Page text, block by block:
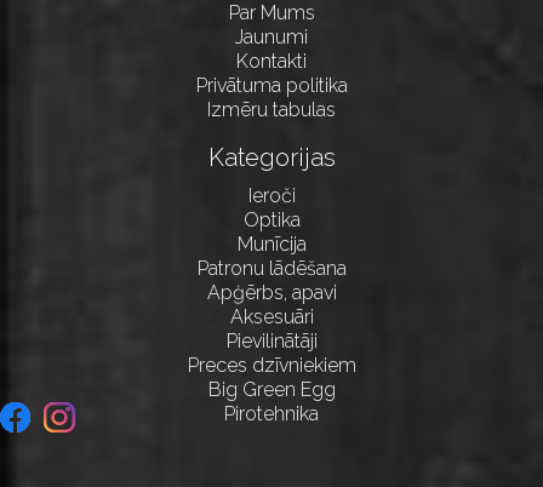
Par Mums
Jaunumi
Kontakti
Privātuma politika
Izmēru tabulas
Kategorijas
Ieroči
Optika
Munīcija
Patronu lādēšana
Apģērbs, apavi
Aksesuāri
Pievilinātāji
Preces dzīvniekiem
Big Green Egg
Pirotehnika